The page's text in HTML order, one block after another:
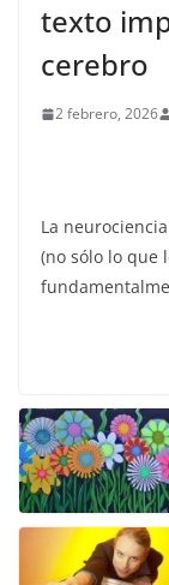
texto
cerebro
2 febrero, 2026
La
(no sólo lo que